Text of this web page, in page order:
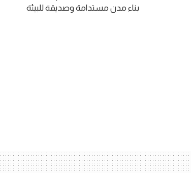
بناء مدن مستدامة وصديقة للبيئة